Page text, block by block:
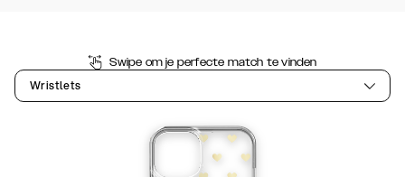
Swipe om je perfecte match te vinden
Wristlets